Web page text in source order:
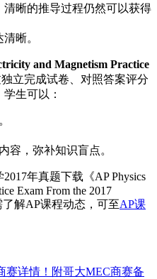
清晰的推导过程仍然可以获得
晰。
and Magnetism Practice
立完成试卷、对照答案评分
生可以：
容，弥补知识盲点。
年真题下载《AP Physics
Exam From the 2017
了解AP课程动态，可至AP课
赛详情！附哥大MEC商赛备